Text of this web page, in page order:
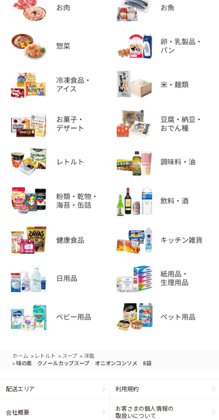
ホーム > レトルト > スープ > 洋風
> 味の素 クノールカップスープ オニオンコンソメ 8袋
配送エリア 利用規約
会社概要
お客さまの個人情報の
取扱いについて